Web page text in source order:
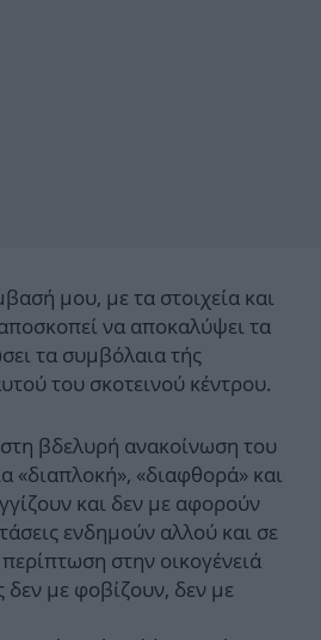
μου, με τα στοιχεία και
να αποκαλύψει τα
τα συμβόλαια τής
του σκοτεινού κέντρου.
βδελυρή ανακοίνωση του
«διαπλοκή», «διαφθορά» και
και δεν με αφορούν
ενδημούν αλλού και σε
στην οικογένειά
δεν με φοβίζουν, δεν με